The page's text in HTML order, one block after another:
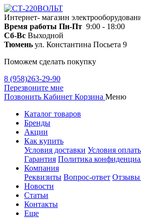
Интернет- магазин
Время работы Пн-Пт 9:00 - 18:00
Сб-Вс Выходной
Тюмень ул. Константина Посьета 9
Поможем сделать покупку
8 (958)263-29-90
Перезвоните мне
Позвонить Кабинет Корзина Меню
Каталог товаров
Бренды
Акции
Как купить
Условия доставки Условия
Гарантия Политика
Компания
Реквизиты Вопрос-ответ Отзывы
Новости
Статьи
Контакты
Еще